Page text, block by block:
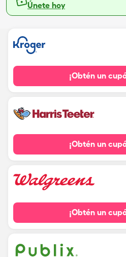
Únete hoy
¡Obtén un
¡Obtén un
¡Obtén un